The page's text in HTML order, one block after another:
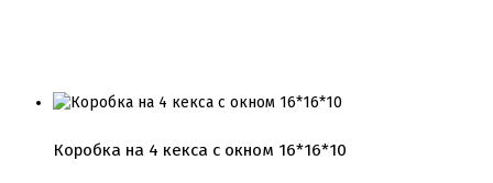
Коробка на 4 кекса с окном 16*16*10